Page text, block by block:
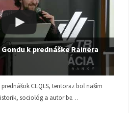
k prednáške Rainera
CEQLS, tentoraz bol naším
sociológ a autor be…